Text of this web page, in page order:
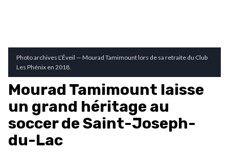
Photo archives L’Éveil — Mourad Tamimount lors de sa retraite du Club
Les Phénix en 2018.
Mourad Tamimount laisse
un grand héritage au
soccer de Saint-Joseph-
du-Lac